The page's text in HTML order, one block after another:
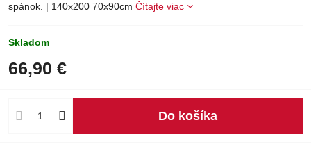
spánok. | 140x200 70x90cm Čítajte viac
Skladom
66,90 €
Do košíka